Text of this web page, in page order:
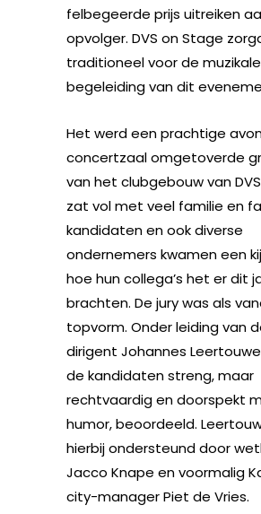
felbegeerde prijs uitreiken
opvolger. DVS on Stage
traditioneel voor de muzikale
begeleiding van dit
Het werd een prachtige
concertzaal omgetoverde
van het clubgebouw van
zat vol met veel familie en
kandidaten en ook diverse
ondernemers kwamen een
hoe hun collega’s het er dit
brachten. De jury was als
topvorm. Onder leiding van
dirigent Johannes
de kandidaten streng, maar
rechtvaardig en doorspekt
humor, beoordeeld.
hierbij ondersteund door
Jacco Knape en voormalig
city-manager Piet de Vries.